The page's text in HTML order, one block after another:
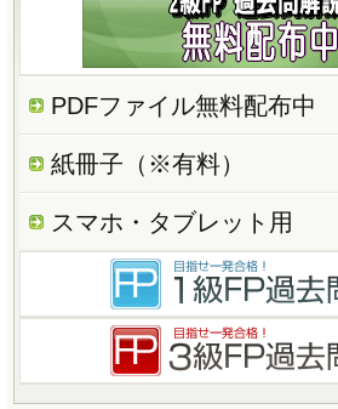
PDFファイル無料配布中
紙冊子（※有料）
スマホ・タブレット用